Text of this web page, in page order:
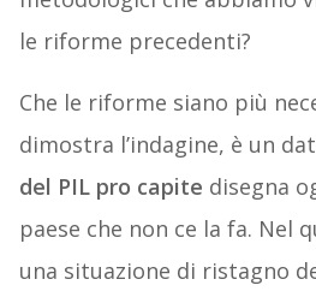
le riforme precedenti?
Che le riforme siano più
dimostra l’indagine, è un
del PIL pro capite disegna
paese che non ce la fa. Nel
una situazione di ristagno